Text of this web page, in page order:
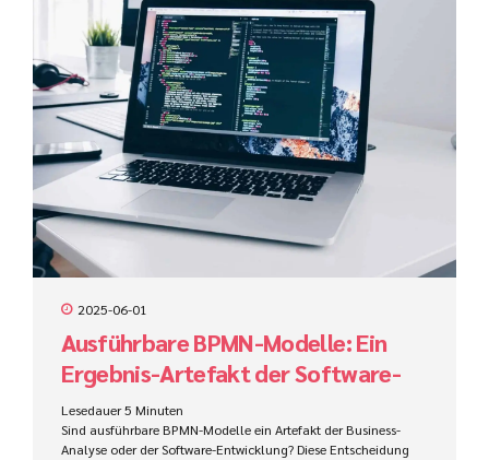
2025-06-01
Ausführbare BPMN-Modelle: Ein
Ergebnis-Artefakt der Software-
Entwicklung oder der Business
Analyse?
Lesedauer5 Minuten
Sind ausführbare BPMN-Modelle ein Artefakt der Business-
Analyse oder der Software-Entwicklung? Diese Entscheidung